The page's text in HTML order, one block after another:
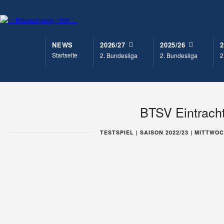
NEWS
Startseite
2026/27
2. Bundesliga
2025/26
2. Bundesliga
BTSV
TESTSPIEL | SAISON 2022/23 |